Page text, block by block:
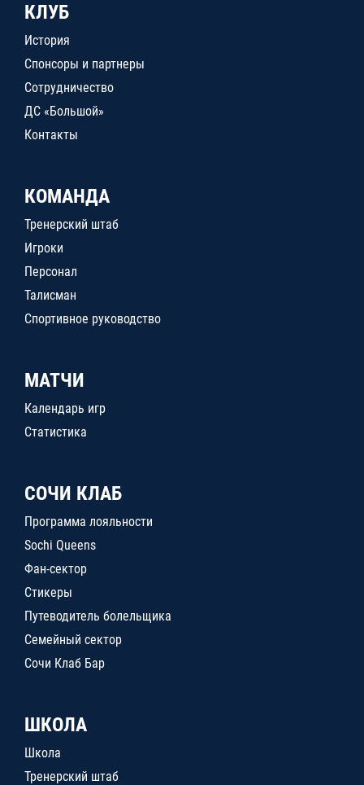
КЛУБ
История
Спонсоры и партнеры
Сотрудничество
ДС «Большой»
Контакты
КОМАНДА
Тренерский штаб
Игроки
Персонал
Талисман
Спортивное руководство
МАТЧИ
Календарь игр
Статистика
СОЧИ КЛАБ
Программа лояльности
Sochi Queens
Фан-сектор
Стикеры
Путеводитель болельщика
Семейный сектор
Сочи Клаб Бар
ШКОЛА
Школа
Тренерский штаб